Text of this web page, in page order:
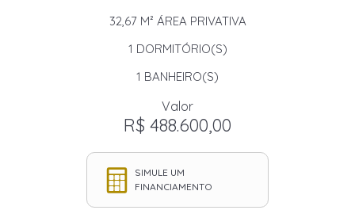
32,67 M² ÁREA PRIVATIVA
1 DORMITÓRIO(S)
1 BANHEIRO(S)
Valor
R$ 488.600,00
SIMULE UM
FINANCIAMENTO